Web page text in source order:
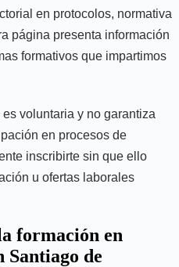
en protocolos, normativa
página presenta información
formativos que impartimos
voluntaria y no garantiza
en procesos de
inscribirte sin que ello
u ofertas laborales
formación en
Santiago de